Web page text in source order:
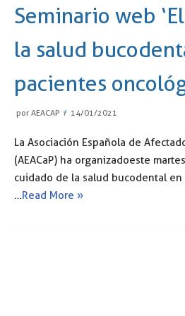
Seminario web
la salud
pacientes
por AEACAP 14/01/2021
La Asociación Española de
(AEACaP) ha organizadoeste
cuidado de la salud bucodental en
…Read More »